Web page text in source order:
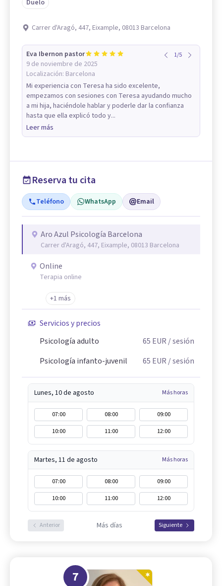
Duelo
Carrer d'Aragó, 447, Eixample, 08013 Barcelona
Eva Ibernon pastor
9 de noviembre de 2025
Localización: Barcelona
1/5
Mi experiencia con Teresa ha sido excelente,
empezamos con sesiones con Teresa ayudando mucho
a mi hija, haciéndole hablar y poderle dar la confianza
hasta que ella explicó todo y...
Leer más
Reserva tu cita
Teléfono WhatsApp Email
Aro Azul Psicología Barcelona
Carrer d'Aragó, 447, Eixample, 08013 Barcelona
Online
Terapia online
+1 más
Servicios y precios
Psicología adulto
65 EUR / sesión
Psicología infanto-juvenil
65 EUR / sesión
Lunes, 10 de agosto Más horas
07:00 08:00
09:00
10:00
11:00 12:00
Martes, 11 de agosto Más horas
07:00 08:00
09:00
10:00
11:00 12:00
Anterior Más días Siguiente
7